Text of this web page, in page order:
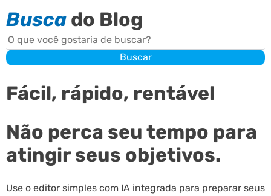
Busca do Blog
Buscar
Buscar
Fácil, rápido, rentável
Não perca seu tempo para
atingir seus objetivos.
Use o editor simples com IA integrada para preparar seus